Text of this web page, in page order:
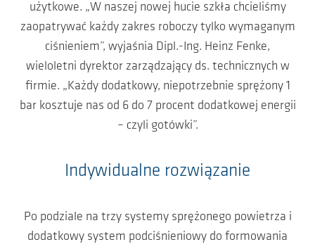
użytkowe. „W naszej nowej hucie szkła chcieliśmy
zaopatrywać każdy zakres roboczy tylko wymaganym
ciśnieniem”, wyjaśnia Dipl.-Ing. Heinz Fenke,
wieloletni dyrektor zarządzający ds. technicznych w
firmie. „Każdy dodatkowy, niepotrzebnie sprężony 1
bar kosztuje nas od 6 do 7 procent dodatkowej energii
– czyli gotówki”.
Indywidualne rozwiązanie
Po podziale na trzy systemy sprężonego powietrza i
dodatkowy system podciśnieniowy do formowania